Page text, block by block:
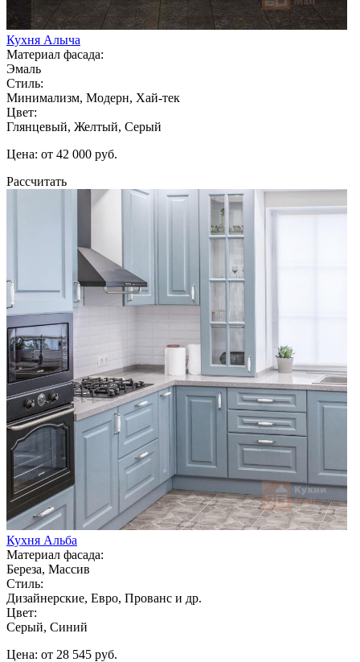
Кухня Алыча
Материал фасада:
Эмаль
Стиль:
Минимализм, Модерн, Хай-тек
Цвет:
Глянцевый, Желтый, Серый
Цена: от 42 000 руб.
Рассчитать
Кухня Альба
Материал фасада:
Береза, Массив
Стиль:
Дизайнерские, Евро, Прованс и др.
Цвет:
Серый, Синий
Цена: от 28 545 руб.